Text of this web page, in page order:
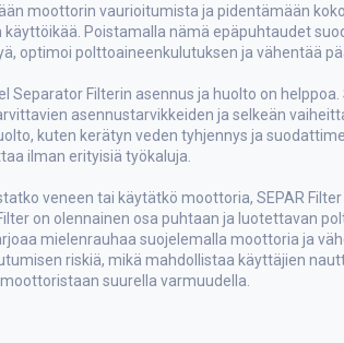
moottorin vaurioitumista ja pidentämään koko
Poistamalla nämä epäpuhtaudet
optimoi polttoaineenkulutuksen ja vähentää
Separator Filterin asennus ja huolto on helppoa.
asennustarvikkeiden ja selkeän
kuten kerätyn veden tyhjennys ja
ilman erityisiä työkaluja.
veneen tai käytätkö moottoria, SEPAR
on olennainen osa puhtaan ja luotettavan
mielenrauhaa suojelemalla moottoria ja
riskiä, mikä mahdollistaa käyttäjien
suurella varmuudella.